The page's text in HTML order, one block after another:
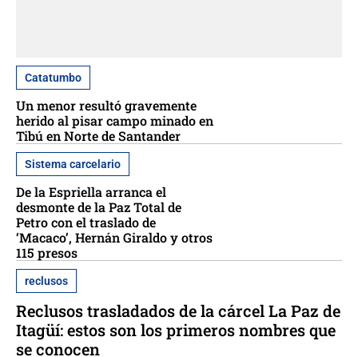
Catatumbo
Un menor resultó gravemente
herido al pisar campo minado en
Tibú en Norte de Santander
Sistema carcelario
De la Espriella arranca el
desmonte de la Paz Total de
Petro con el traslado de
‘Macaco’, Hernán Giraldo y otros
115 presos
reclusos
Reclusos trasladados de la cárcel La Paz de
Itagüí: estos son los primeros nombres que
se conocen